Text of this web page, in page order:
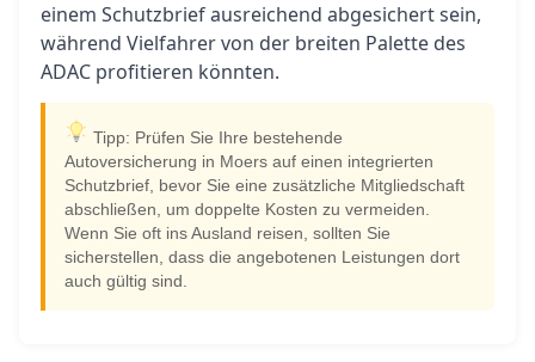
einem Schutzbrief ausreichend abgesichert sein,
während Vielfahrer von der breiten Palette des
ADAC profitieren könnten.
Tipp: Prüfen Sie Ihre bestehende
Autoversicherung in Moers auf einen integrierten
Schutzbrief, bevor Sie eine zusätzliche Mitgliedschaft
abschließen, um doppelte Kosten zu vermeiden.
Wenn Sie oft ins Ausland reisen, sollten Sie
sicherstellen, dass die angebotenen Leistungen dort
auch gültig sind.